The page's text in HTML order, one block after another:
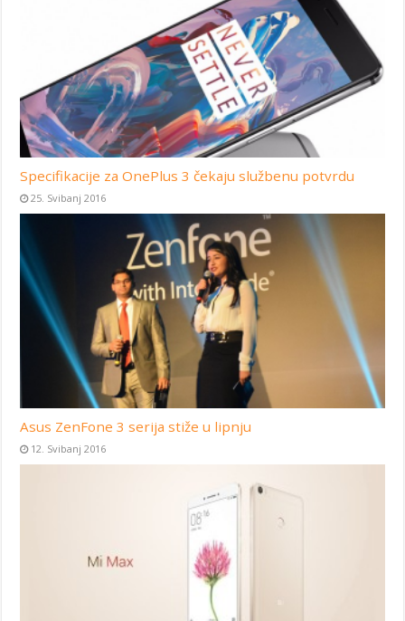
Specifikacije za OnePlus 3 čekaju službenu potvrdu
25. Svibanj 2016
Asus ZenFone 3 serija stiže u lipnju
12. Svibanj 2016